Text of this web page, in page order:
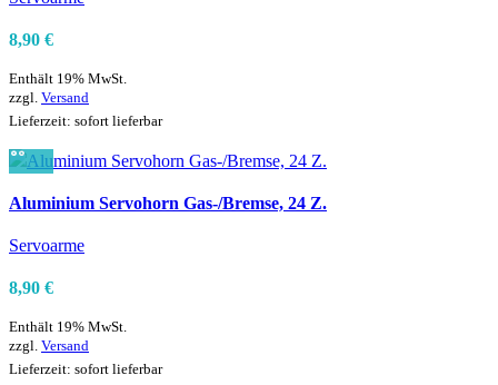
8,90 €
Enthält 19% MwSt.
zzgl. Versand
Lieferzeit: sofort lieferbar
Schnellansicht
Aluminium Servohorn Gas-/Bremse, 24 Z.
Servoarme
8,90 €
Enthält 19% MwSt.
zzgl. Versand
Lieferzeit: sofort lieferbar